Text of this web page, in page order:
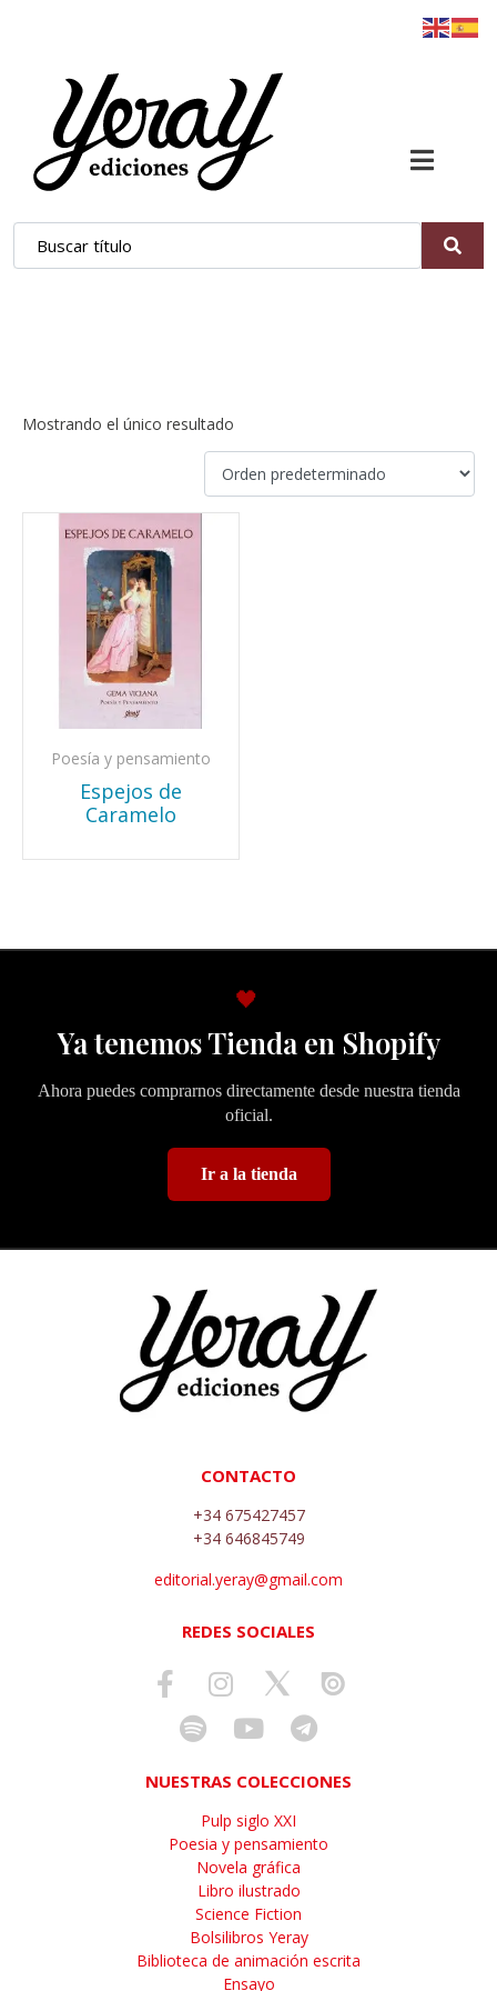
Mostrando el único resultado
Poesía y pensamiento
Espejos de
Caramelo
🖤
Ya tenemos Tienda en Shopify
Ahora puedes comprarnos directamente desde nuestra tienda
oficial.
Ir a la tienda
CONTACTO
+34 675427457
+34 646845749
editorial.yeray@gmail.com
REDES SOCIALES
NUESTRAS COLECCIONES
Pulp siglo XXI
Poesia y pensamiento
Novela gráfica
Libro ilustrado
Science Fiction
Bolsilibros Yeray
Biblioteca de animación escrita
Ensayo